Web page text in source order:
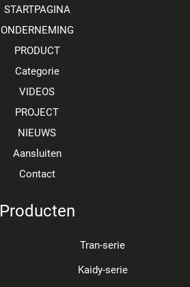
STARTPAGINA
ONDERNEMING
PRODUCT
Categorie
VIDEOS
PROJECT
NIEUWS
Aansluiten
Contact
Producten
Tran-serie
Kaidy-serie